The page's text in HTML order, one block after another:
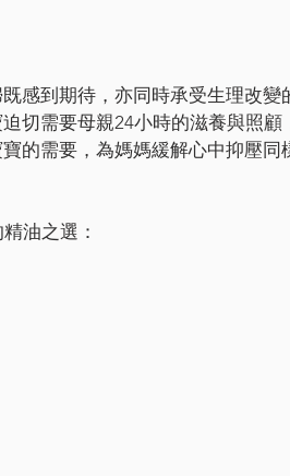
感到期待，亦同時承受生理改變
切需要母親24小時的滋養與照顧
的需要，為媽媽緩解心中抑壓同
油之選：